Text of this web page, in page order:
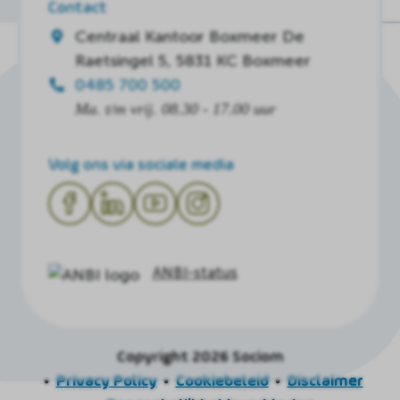
Contact
Centraal Kantoor Boxmeer De
Raetsingel 5, 5831 KC Boxmeer
0485 700 500
Ma. t/m vrij. 08.30 - 17.00 uur
Volg ons via sociale media
ANBI-status
Copyright 2026 Sociom
Privacy Policy
Cookiebeleid
Disclaimer